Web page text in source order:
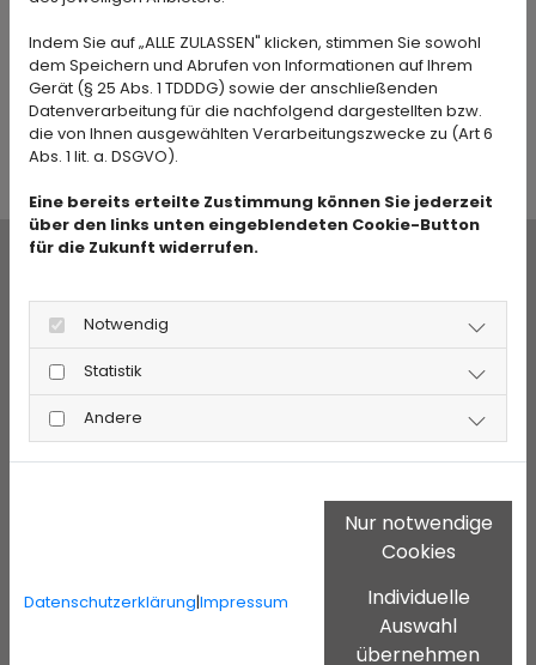
robustes Industrieparkett an. Jedes Parkett
verlegen wir mit höchster Präzision und Liebe
zum Detail, um Ihnen eine langlebige und edle
Bodenlösung zu bieten.
Renovierung und
Restaurierung von
Holzfußböden
Wenn Ihr Holzboden in die Jahre gekommen
Restaurierungsarbeiten für neuen Glanz. Mit
professionellem Schleifen, Versiegeln, Ölen
Haltbarkeit Ihres Bodens wieder her. Ob es um
die Pflege eines bestehenden Parketts oder
Indem Sie auf „ALLE ZULASSEN" klicken, stimmen Sie sowohl
dem Speichern und Abrufen von Informationen auf Ihrem
Gerät (§ 25 Abs. 1 TDDDG) sowie der anschließenden
Datenverarbeitung für die nachfolgend dargestellten bzw.
die von Ihnen ausgewählten Verarbeitungszwecke zu (Art 6
Abs. 1 lit. a. DSGVO).
Eine bereits erteilte Zustimmung können Sie jederzeit
über den links unten eingeblendeten Cookie-Button
für die Zukunft widerrufen.
Notwendig
Statistik
Andere
Datenschutzerklärung|Impressum
Nur notwendige
Cookies
Individuelle
Auswahl
übernehmen